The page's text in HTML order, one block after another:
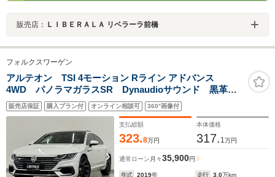
販売店： ＬＩＢＥＲＡＬＡ リベラーラ前橋
フォルクスワーゲン
アルテオン TSI 4モーション Rライン アドバンス
4WD パノラマガラスSR Dynaudioサウンド 黒革
全席シートヒーター パワーシート アダプティブLED
ヘッドライト オートハイビーム アンビエントライ
ト レインセンサー ACC レーンキープ ブラインド
スポット
販売店保証 購入プラン付 オンライン相談可 360°画像付
支払総額
323.8万円
本体価格
317. 1万円
通常ローン 月々35,900円
年式 2019年 走行 3.0万km